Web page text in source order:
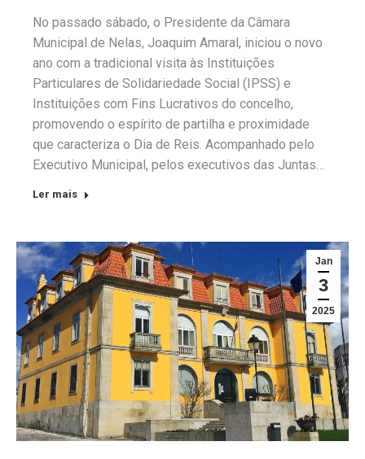
No passado sábado, o Presidente da Câmara
Municipal de Nelas, Joaquim Amaral, iniciou o novo
ano com a tradicional visita às Instituições
Particulares de Solidariedade Social (IPSS) e
Instituições com Fins Lucrativos do concelho,
promovendo o espírito de partilha e proximidade
que caracteriza o Dia de Reis. Acompanhado pelo
Executivo Municipal, pelos executivos das Juntas…
Ler mais
Jan
3
2025